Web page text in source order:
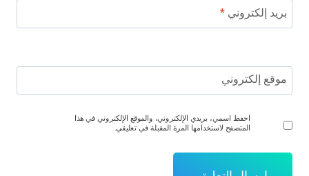
بريد إلكتروني *
موقع إلكتروني
احفظ اسمي، بريدي الإلكتروني، والموقع الإلكتروني في هذا
المتصفح لاستخدامها المرة المقبلة في تعليقي.